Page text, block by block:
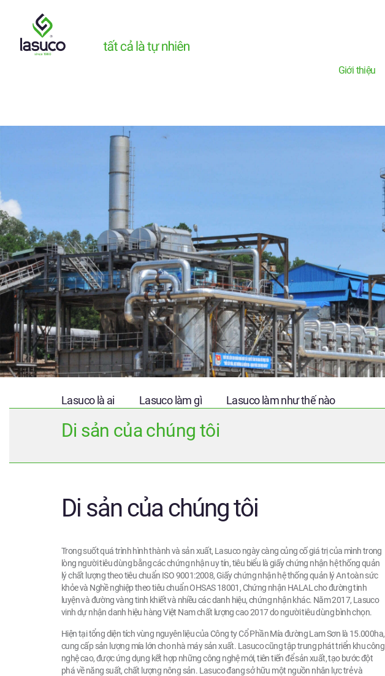
Giới thiệu
Lasuco là ai Lasuco làm gì Lasuco làm như thế nào
Di sản của chúng tôi
Di sản của chúng tôi
Trong suốt quá trình hình thành và sản xuất, Lasuco ngày càng củng cố giá trị của mình trong
lòng người tiêu dùng bằng các chứng nhận uy tín, tiêu biểu là giấy chứng nhận hệ thống quản
lý chất lượng theo tiêu chuẩn ISO 9001:2008, Giấy chứng nhận hệ thống quản lý An toàn sức
khỏe và Nghề nghiệp theo tiêu chuẩn OHSAS 18001, Chứng nhận HALAL cho đường tinh
luyện và đường vàng tinh khiết và nhiều các danh hiệu, chứng nhận khác. Năm 2017, Lasuco
vinh dự nhận danh hiệu hàng Việt Nam chất lượng cao 2017 do người tiêu dùng bình chọn.
Hiện tại tổng diện tích vùng nguyên liệu của Công ty Cổ Phần Mía đường Lam Sơn là 15.000ha,
cung cấp sản lượng mía lớn cho nhà máy sản xuất. Lasuco cũng tập trung phát triển khu công
nghệ cao, được ứng dụng kết hợp những công nghệ mới, tiên tiến để sản xuất, tạo bước đột
phá về năng suất, chất lượng nông sản. Lasuco đang sở hữu một nguồn nhân lực trẻ và